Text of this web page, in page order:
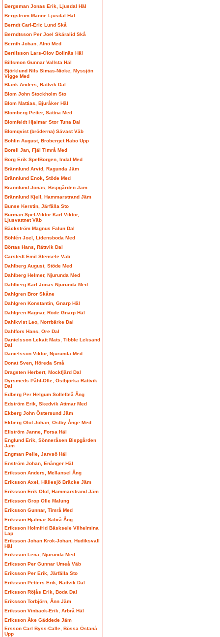
Bergsman Jonas Erik, Ljusdal Häl
Bergström Manne Ljusdal Häl
Berndt Carl-Eric Lund Skå
Berndtsson Per Joel Skäralid Skå
Bernth Johan, Alnö Med
Bertilsson Lars-Olov Bollnäs Häl
Billsmon Gunnar Vallsta Häl
Björklund Nils Simas-Nicke, Myssjön
Vigge Med
Blank Anders, Rättvik Dal
Blom John Stockholm Sto
Blom Mattias, Bjuråker Häl
Blomberg Petter, Sättna Med
Blomfeldt Hjalmar Stor Tuna Dal
Blomqvist (bröderna) Sävast Väb
Bohlin August, Broberget Habo Upp
Borell Jan, Fjäl Timrå Med
Borg Erik SpelBorgen, Indal Med
Brännlund Arvid, Ragunda Jäm
Brännlund Enok, Stöde Med
Brännlund Jonas, Bispgården Jäm
Brännlund Kjell, Hammarstrand Jäm
Bunse Kerstin, Järfälla Sto
Burman Spel-Viktor Karl Viktor,
Ljusvattnet Väb
Bäckström Magnus Falun Dal
Böhlén Joel, Lidensboda Med
Börtas Hans, Rättvik Dal
Carstedt Emil Stensele Väb
Dahlberg August, Stöde Med
Dahlberg Helmer, Njurunda Med
Dahlberg Karl Jonas Njurunda Med
Dahlgren Bror Skåne
Dahlgren Konstantin, Gnarp Häl
Dahlgren Ragnar, Röde Gnarp Häl
Dahlkvist Leo, Norrbärke Dal
Dahlfors Hans, Ore Dal
Danielsson Lekatt Mats, Tibble Leksand
Dal
Danielsson Viktor, Njurunda Med
Donat Sven, Höreda Små
Dragsten Herbert, Mockfjärd Dal
Dyrsmeds Påhl-Olle, Östbjörka Rättvik
Dal
Edberg Per Helgum Sollefteå Ång
Edström Erik, Skedvik Attmar Med
Ekberg John Östersund Jäm
Ekberg Olof Johan, Östby Ånge Med
Ellström Janne, Forsa Häl
Englund Erik, Sönneråsen Bispgården
Jäm
Engman Pelle, Jarvsö Häl
Enström Johan, Enånger Häl
Eriksson Anders, Mellansel Ång
Eriksson Axel, Hällesjö Bräcke Jäm
Eriksson Erik Olof, Hammarstrand Jäm
Eriksson Grop Olle Malung
Eriksson Gunnar, Timrå Med
Eriksson Hjalmar Säbrå Ång
Eriksson Holmfrid Bäsksele Vilhelmina
Lap
Eriksson Johan Krok-Johan, Hudiksvall
Häl
Eriksson Lena, Njurunda Med
Eriksson Per Gunnar Umeå Väb
Eriksson Per Erik, Järfälla Sto
Eriksson Petters Erik, Rättvik Dal
Eriksson Röjås Erik, Boda Dal
Eriksson Torbjörn, Ånn Jäm
Eriksson Vinback-Erik, Arbrå Häl
Eriksson Åke Gäddede Jäm
Ersson Carl Byss-Calle, Bössa Östanå
Upp